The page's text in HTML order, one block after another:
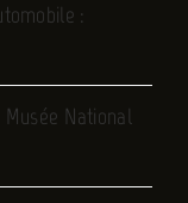
:
National